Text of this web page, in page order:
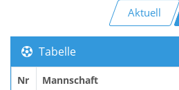
Aktuell
Tabelle
Nr Mannschaft